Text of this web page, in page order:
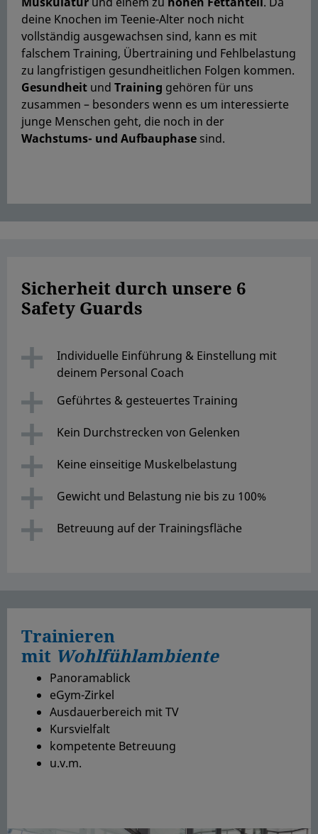
deine Knochen im Teenie-Alter noch nicht
vollständig ausgewachsen sind, kann es mit
falschem Training, Übertraining und Fehlbelastung
zu langfristigen gesundheitlichen Folgen kommen.
Gesundheit und Training gehören für uns
zusammen – besonders wenn es um interessierte
junge Menschen geht, die noch in der
Wachstums- und Aufbauphase sind.
Sicherheit durch unsere 6
Safety Guards
Individuelle Einführung & Einstellung mit
deinem Personal Coach
Geführtes & gesteuertes Training
Kein Durchstrecken von Gelenken
Keine einseitige Muskelbelastung
Gewicht und Belastung nie bis zu 100%
Betreuung auf der Trainingsfläche
Trainieren
mit Wohlfühlambiente
Panoramablick
eGym-Zirkel
Ausdauerbereich mit TV
Kursvielfalt
kompetente Betreuung
u.v.m.